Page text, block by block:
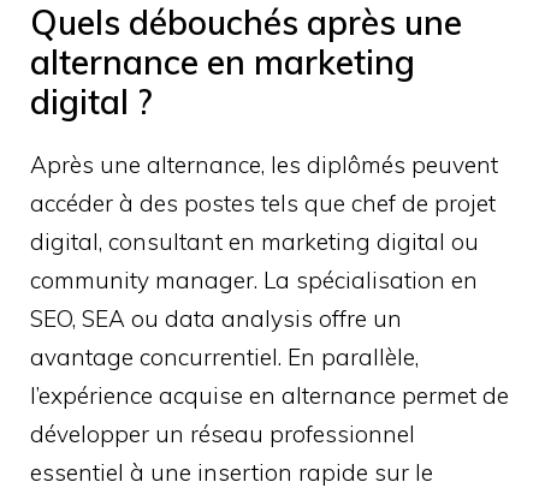
Quels débouchés après une
alternance en marketing
digital ?
Après une alternance, les diplômés peuvent
accéder à des postes tels que chef de projet
digital, consultant en marketing digital ou
community manager. La spécialisation en
SEO, SEA ou data analysis offre un
avantage concurrentiel. En parallèle,
l’expérience acquise en alternance permet de
développer un réseau professionnel
essentiel à une insertion rapide sur le